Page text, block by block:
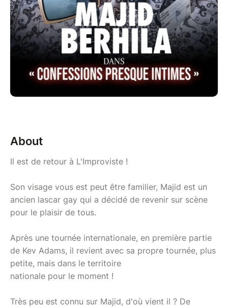
About
Il est de retour à L'Improviste !
Son visage vous est peut être familier, Majid est un
ancien lascar gay qui a décidé de revenir sur scène
pour le plaisir de tous.
Après une tournée internationale, en première partie
de Kev Adams, il revient avec sa propre tournée, plus
petite, mais dans le territoire
nationale pour le moment !
Très peu est connu sur Majid, d'où vient il ? De